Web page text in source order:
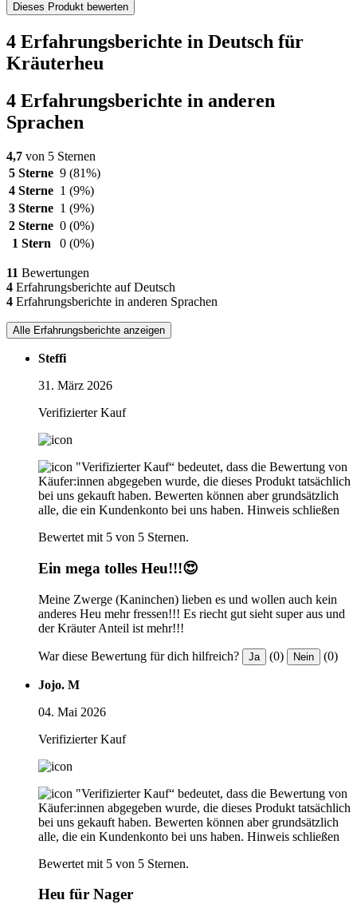
Dieses Produkt bewerten
4 Erfahrungsberichte in Deutsch für
Kräuterheu
4 Erfahrungsberichte in anderen
Sprachen
4,7 von 5 Sternen
5 Sterne 9 (81%)
4 Sterne 1 (9%)
3 Sterne 1 (9%)
2 Sterne 0 (0%)
1 Stern
0 (0%)
11 Bewertungen
4 Erfahrungsberichte auf Deutsch
4 Erfahrungsberichte in anderen Sprachen
Alle Erfahrungsberichte anzeigen
Steffi
31. März 2026
Verifizierter Kauf
"Verifizierter Kauf“ bedeutet, dass die Bewertung von
Käufer:innen abgegeben wurde, die dieses Produkt tatsächlich
bei uns gekauft haben. Bewerten können aber grundsätzlich
alle, die ein Kundenkonto bei uns haben. Hinweis schließen
Bewertet mit 5 von 5 Sternen.
Ein mega tolles Heu!!!😍
Meine Zwerge (Kaninchen) lieben es und wollen auch kein
anderes Heu mehr fressen!!! Es riecht gut sieht super aus und
der Kräuter Anteil ist mehr!!!
War diese Bewertung für dich hilfreich? Ja (0) Nein (0)
Jojo. M
04. Mai 2026
Verifizierter Kauf
"Verifizierter Kauf“ bedeutet, dass die Bewertung von
Käufer:innen abgegeben wurde, die dieses Produkt tatsächlich
bei uns gekauft haben. Bewerten können aber grundsätzlich
alle, die ein Kundenkonto bei uns haben. Hinweis schließen
Bewertet mit 5 von 5 Sternen.
Heu für Nager